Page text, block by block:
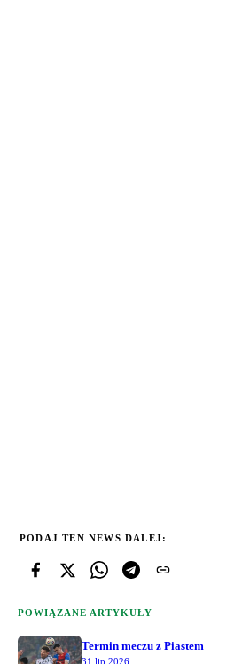
PODAJ TEN NEWS DALEJ:
POWIĄZANE ARTYKUŁY
Termin meczu z Piastem
31 lip 2026